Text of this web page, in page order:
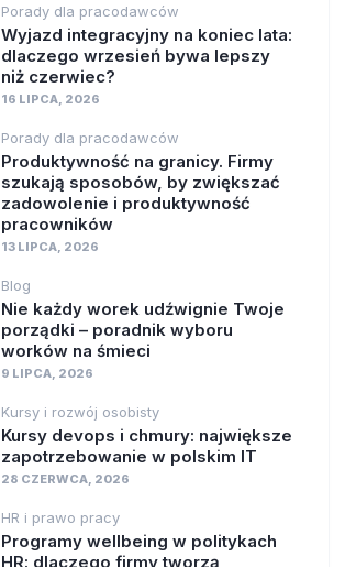
Porady dla pracodawców
Wyjazd integracyjny na koniec lata:
dlaczego wrzesień bywa lepszy
niż czerwiec?
16 LIPCA, 2026
Porady dla pracodawców
Produktywność na granicy. Firmy
szukają sposobów, by zwiększać
zadowolenie i produktywność
pracowników
13 LIPCA, 2026
Blog
Nie każdy worek udźwignie Twoje
porządki – poradnik wyboru
worków na śmieci
9 LIPCA, 2026
Kursy i rozwój osobisty
Kursy devops i chmury: największe
zapotrzebowanie w polskim IT
28 CZERWCA, 2026
HR i prawo pracy
Programy wellbeing w politykach
HR: dlaczego firmy tworzą